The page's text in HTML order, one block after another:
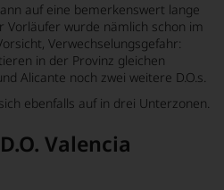
auf eine bemerkenswert lange
Vorläufer wurde nämlich schon im
Verwechselungsgefahr:
in der Provinz gleichen
Alicante noch zwei weitere D.O.s.
ebenfalls auf in drei Unterzonen.
Valencia